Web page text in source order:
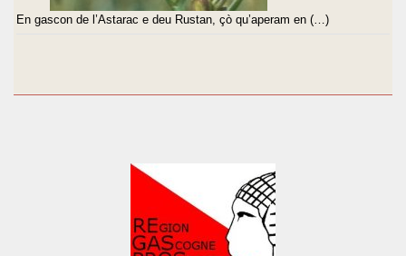
En gascon de l’Astarac e deu Rustan, çò qu’aperam en (…)